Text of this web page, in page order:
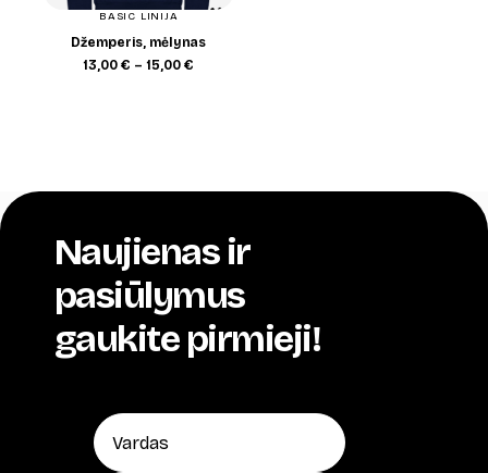
BASIC LINIJA
Džemperis, mėlynas
13,00€ – 15,00€
Naujienas ir
pasiūlymus
gaukite pirmieji!